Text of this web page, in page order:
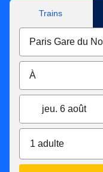
Trains
jeu. 6 août
1 adulte